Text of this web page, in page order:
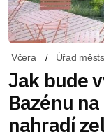
Včera Úřad
Jak bude
Bazénu
nahradí